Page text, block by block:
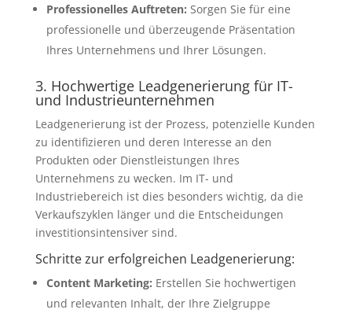
Professionelles Auftreten: Sorgen Sie für eine
professionelle und überzeugende Präsentation
Ihres Unternehmens und Ihrer Lösungen.
3. Hochwertige Leadgenerierung für IT-
und Industrieunternehmen
Leadgenerierung ist der Prozess, potenzielle Kunden
zu identifizieren und deren Interesse an den
Produkten oder Dienstleistungen Ihres
Unternehmens zu wecken. Im IT- und
Industriebereich ist dies besonders wichtig, da die
Verkaufszyklen länger und die Entscheidungen
investitionsintensiver sind.
Schritte zur erfolgreichen Leadgenerierung:
Content Marketing: Erstellen Sie hochwertigen
und relevanten Inhalt, der Ihre Zielgruppe